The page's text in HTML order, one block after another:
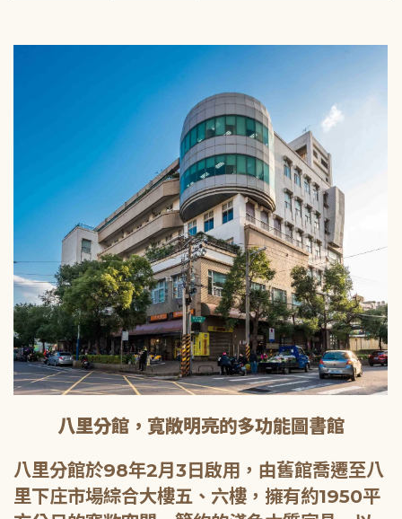
八里分館，寬敞明亮的多功能圖書館
八里分館於98年2月3日啟用，由舊館喬遷至八
里下庄市場綜合大樓五、六樓，擁有約1950平